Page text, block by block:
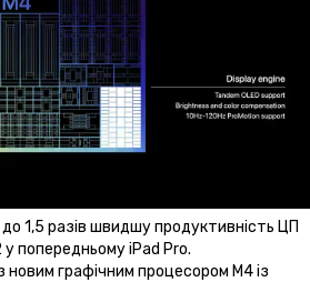
1,5 разів швидшу продуктивність ЦП
попередньому iPad Pro.
новим графічним процесором M4 із